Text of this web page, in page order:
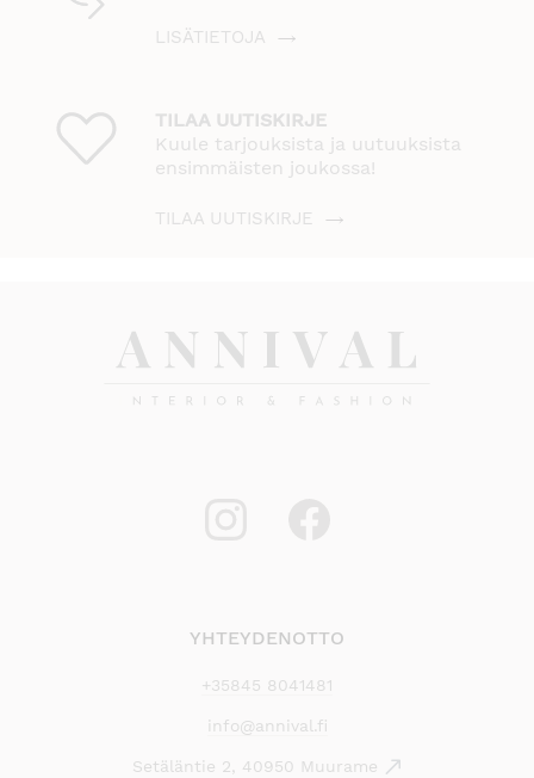
LISÄTIETOJA
TILAA UUTISKIRJE
Kuule tarjouksista ja uutuuksista
ensimmäisten joukossa!
TILAA UUTISKIRJE
YHTEYDENOTTO
+35845 8041481
info@annival.fi
Setäläntie 2, 40950 Muurame